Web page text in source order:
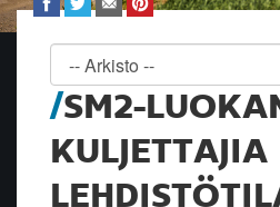
SM2-
KULJETTAJIA